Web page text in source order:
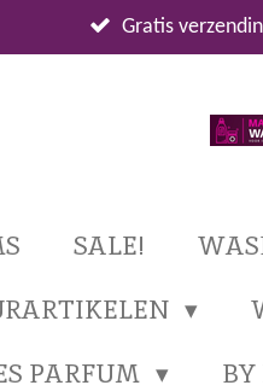
Gratis
SALE!
PARFUM
BY